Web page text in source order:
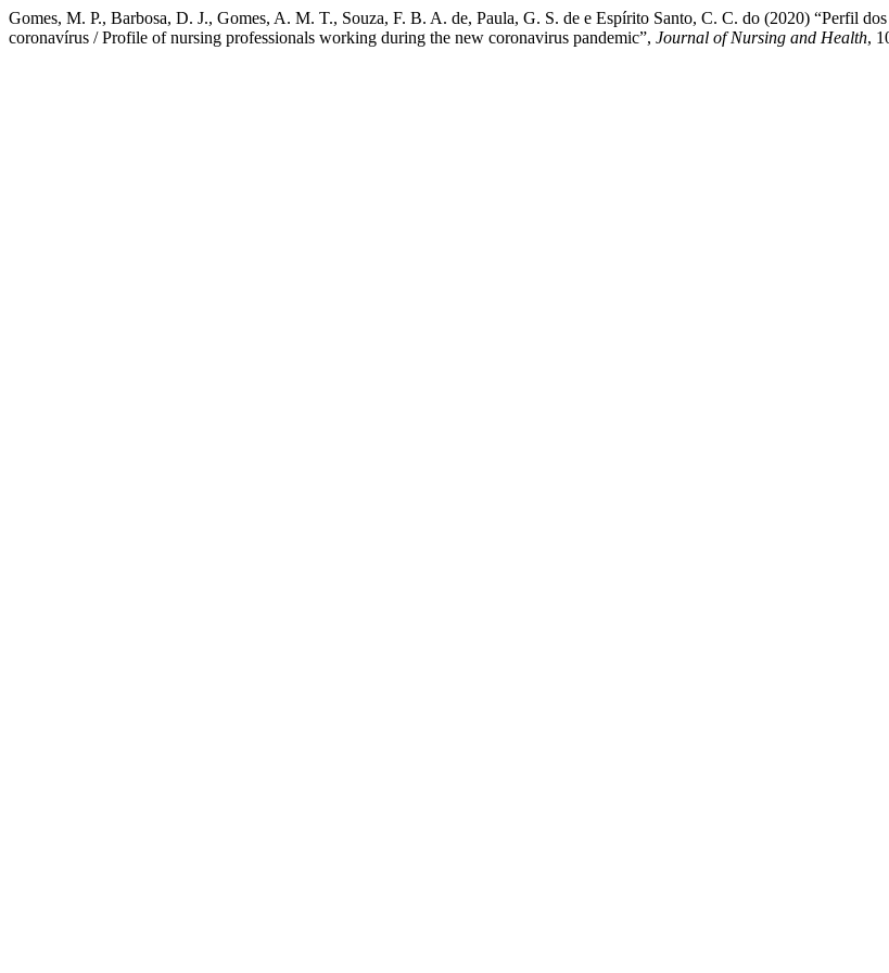
Gomes, M. P., Barbosa, D. J., Gomes, A. M. T., Souza, F. B. A. de, Paula, G. S. de e Espírito Santo, C. C. do (2020) “Perfil
coronavírus / Profile of nursing professionals working during the new coronavirus pandemic”, Journal of Nursing and Health,